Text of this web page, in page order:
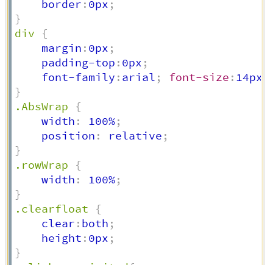
    border
: 0px ;
}
div
{
    margin
: 0px ;
    padding-top
: 0px ;
    font-family
: arial ; font-size : 14px
}
.AbsWrap
{
    width
: 100%;
    position
: relative ;
}
.rowWrap
{
    width
: 100%;
}
.clearfloat
{
    clear
: both ;
    height
: 0px ;
}